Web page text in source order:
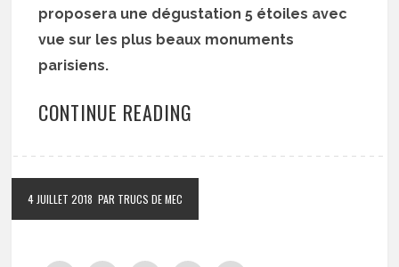
proposera une dégustation 5 étoiles avec
vue sur les plus beaux monuments
parisiens.
CONTINUE READING
4 JUILLET 2018 PAR TRUCS DE MEC